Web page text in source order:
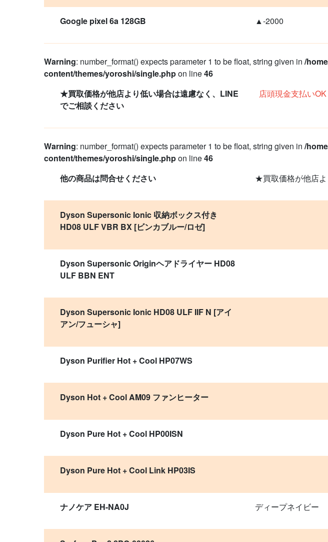
Google pixel 6a 128GB ▲-2000
Warning: number_format() expects parameter 1 to be float, string given in /
content/themes/yoroshi/single.phpon line46
★買取価格が他店より低い場合は遠慮なく、LINE
でご相談ください
店頭現金支払い
Warning: number_format() expects parameter 1 to be float, string given in /
content/themes/yoroshi/single.phpon line46
他の商品は問合せください
★買取価格が他店
Dyson Supersonic Ionic 収納ボックス付き
HD08 ULF VBR BX [ビンカブルー/ロゼ]
Dyson Supersonic Originヘアドライヤー HD08
ULF BBN ENT
Dyson Supersonic Ionic HD08 ULF IIF N [アイ
アン/フューシャ]
Dyson Purifier Hot + Cool HP07WS
Dyson Hot + Cool AM09 ファンヒーター
Dyson Pure Hot + Cool HP00ISN
Dyson Pure Hot + Cool Link HP03IS
ナノケア EH-NA0J ディープネイビ